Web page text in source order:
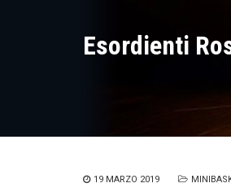
Esordienti
19 MARZO 2019